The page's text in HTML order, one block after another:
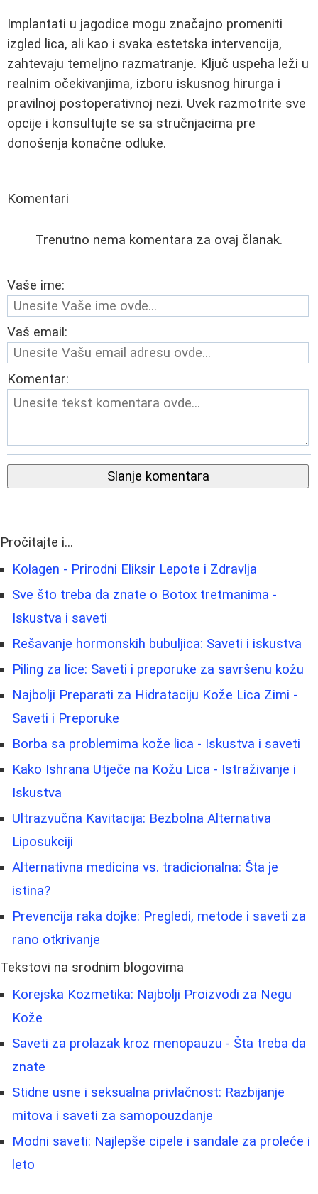
Implantati u jagodice mogu značajno promeniti
izgled lica, ali kao i svaka estetska intervencija,
zahtevaju temeljno razmatranje. Ključ uspeha leži u
realnim očekivanjima, izboru iskusnog hirurga i
pravilnoj postoperativnoj nezi. Uvek razmotrite sve
opcije i konsultujte se sa stručnjacima pre
donošenja konačne odluke.
Komentari
Trenutno nema komentara za ovaj članak.
Vaše ime:
Vaš email:
Komentar:
Slanje komentara
Pročitajte i...
Kolagen - Prirodni Eliksir Lepote i Zdravlja
Sve što treba da znate o Botox tretmanima -
Iskustva i saveti
Rešavanje hormonskih bubuljica: Saveti i iskustva
Piling za lice: Saveti i preporuke za savršenu kožu
Najbolji Preparati za Hidrataciju Kože Lica Zimi -
Saveti i Preporuke
Borba sa problemima kože lica - Iskustva i saveti
Kako Ishrana Utječe na Kožu Lica - Istraživanje i
Iskustva
Ultrazvučna Kavitacija: Bezbolna Alternativa
Liposukciji
Alternativna medicina vs. tradicionalna: Šta je
istina?
Prevencija raka dojke: Pregledi, metode i saveti za
rano otkrivanje
Tekstovi na srodnim blogovima
Korejska Kozmetika: Najbolji Proizvodi za Negu
Kože
Saveti za prolazak kroz menopauzu - Šta treba da
znate
Stidne usne i seksualna privlačnost: Razbijanje
mitova i saveti za samopouzdanje
Modni saveti: Najlepše cipele i sandale za proleće i
leto